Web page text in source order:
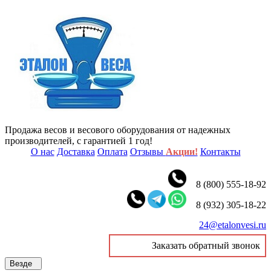
Продажа весов и весового оборудования от надежных
производителей, с гарантией 1 год!
О нас Доставка Оплата Отзывы Акции! Контакты
8 (800) 555-18-92
8 (932) 305-18-22
24@etalonvesi.ru
Заказать обратный звонок
Везде